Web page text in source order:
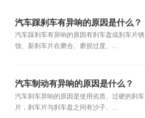
汽车踩刹车有异响的原因是什么？
汽车踩刹车有异响的原因有刹车盘或刹车片锈
蚀、新刹车片在磨合、磨损过度、...
汽车制动有异响的原因是什么？
汽车刹车异响的原因是使用劣质、过硬的刹车
片，刹车片与刹车盘之间有沙子、...